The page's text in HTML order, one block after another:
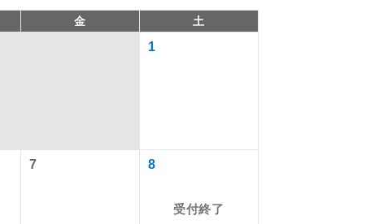
金 土
1
7 8
受付終了